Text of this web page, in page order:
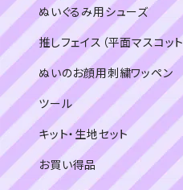
ぬいぐるみ用シューズ
推しフェイス（平面マスコット
ぬいのお顔用刺繍ワッペン
ツール
キット・生地セット
お買い得品